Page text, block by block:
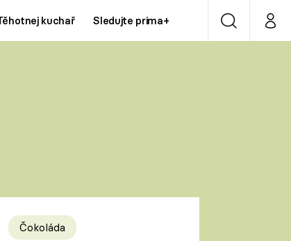
kuchař Sledujte prima+ VyhledáváníMůj
Čokoláda